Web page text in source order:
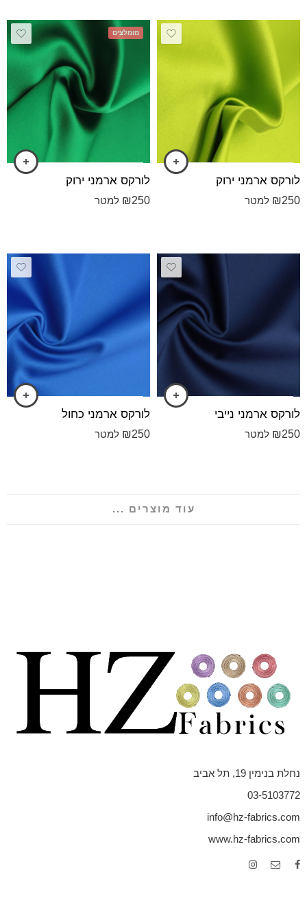
לורקס ארמני ירוק
₪250 למטר
מומלצים
לורקס ארמני ירוק
₪250 למטר
לורקס ארמני נייבי
₪250 למטר
לורקס ארמני כחול
₪250 למטר
עוד מוצרים ...
נחלת בנימין 19, תל אביב
03-5103772
info@hz-fabrics.com
www.hz-fabrics.com